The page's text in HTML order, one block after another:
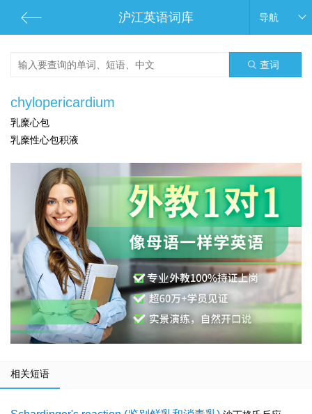
沪江英语词库 导航
查词
chylopericardium
乳糜心包
乳糜性心包积液
相关短语